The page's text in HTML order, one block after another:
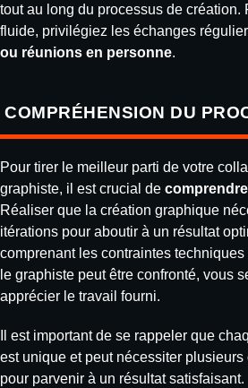
tout au long du processus de création.
fluide, privilégiez les échanges
ou réunions en personne.
COMPRÉHENSION DU
Pour tirer le meilleur parti de votre
graphiste, il est crucial de
Réaliser que la création graphique
itérations pour aboutir à un résultat
comprenant les contraintes
le graphiste peut être confronté, vous
apprécier le travail fourni.
Il est important de se rappeler que
est unique et peut nécessiter plusieurs
pour parvenir à un résultat satisfaisant.